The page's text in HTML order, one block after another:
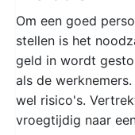
Om een goed
stellen is het
geld in wordt
als de
wel risico's.
vroegtijdig naar